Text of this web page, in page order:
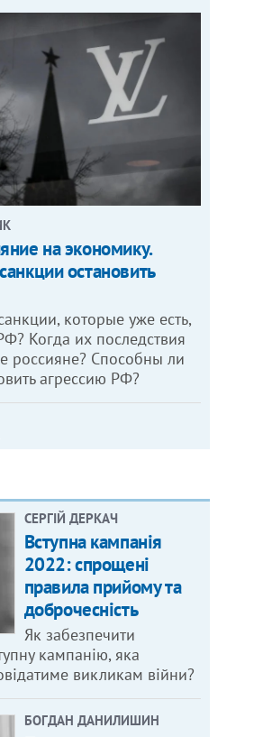
на экономику.
остановить
которые уже есть,
Когда их последствия
россияне? Способны ли
агрессию РФ?
СЕРГІЙ ДЕРКАЧ
Вступна кампанія
2022: спрощені
правила прийому та
доброчесність
Як забезпечити
кампанію, яка
викликам війни?
БОГДАН ДАНИЛИШИН